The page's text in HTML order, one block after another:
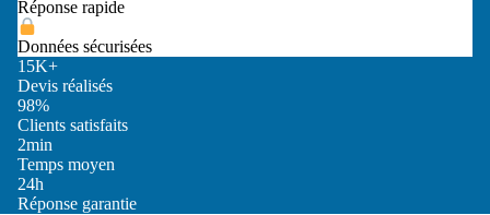
Réponse rapide
Données sécurisées
15K+
Devis réalisés
98%
Clients satisfaits
2min
Temps moyen
24h
Réponse garantie